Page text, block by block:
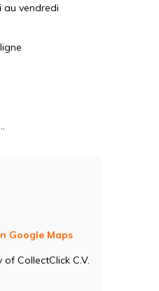
au vendredi
Google Maps
CollectClick C.V.